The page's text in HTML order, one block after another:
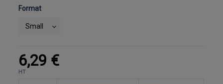
Format
6,29 €
HT